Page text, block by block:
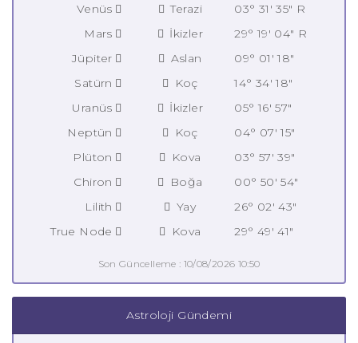
Venüs
Terazi
03° 31' 35" R
Mars
İkizler
29° 19' 04" R
Jüpiter
Aslan
09° 01' 18"
Satürn
Koç
14° 34' 18"
Uranüs
İkizler
05° 16' 57"
Neptün
Koç
04° 07' 15"
Plüton
Kova
03° 57' 39"
Chiron
Boğa
00° 50' 54"
Lilith
Yay
26° 02' 43"
True Node
Kova 29° 49' 41"
Son Güncelleme : 10/08/2026 10:50
Astroloji Gündemi